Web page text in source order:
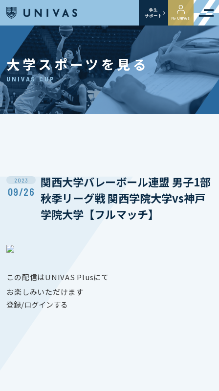
学生
サポート
My UNIVAS
大学スポーツを見る
UNIVAS CUP
2023
09/26
関西大学バレーボール連盟 男子1部
秋季リーグ戦 関西学院大学vs神戸
学院大学【フルマッチ】
この配信はUNIVAS Plusにて
お楽しみいただけます
登録/ログインする